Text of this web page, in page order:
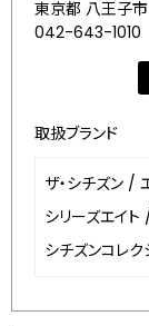
東京都 八王子
042-643-1010
取扱ブランド
ザ・シチズン /
シリーズエイト
シチズンコレク